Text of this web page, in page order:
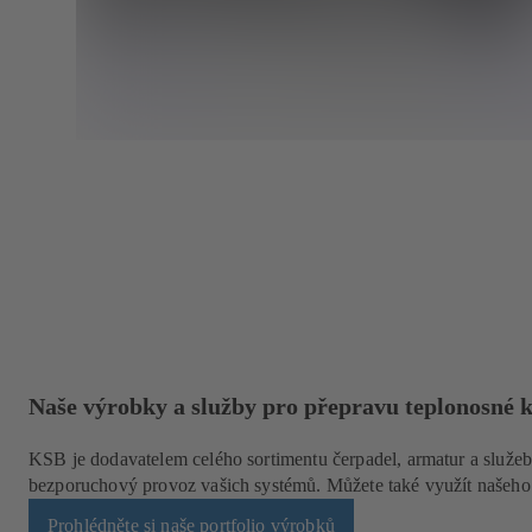
Naše výrobky a služby pro přepravu teplonosné
KSB je dodavatelem celého sortimentu čerpadel, armatur a
bezporuchový provoz vašich systémů. Můžete také využít
Prohlédněte si naše portfolio výrobků